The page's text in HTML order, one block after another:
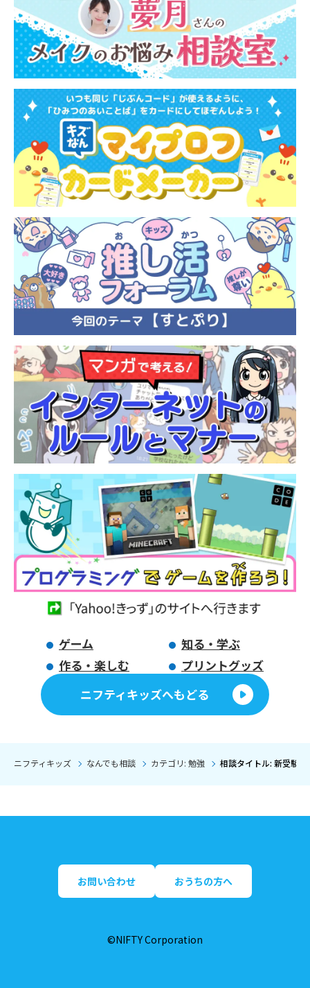
ゲーム
知る・学ぶ
作る・楽しむ
プリントグッズ
ニフティキッズへもどる
ニフティキッズ なんでも相談 カテゴリ: 勉強 相談タイトル: 新受験
お問い合わせ おうちの方へ
©NIFTY Corporation